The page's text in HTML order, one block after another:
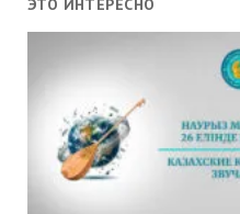
ЭТО ИНТЕРЕСНО